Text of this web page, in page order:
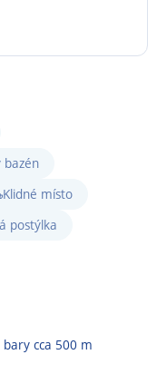
bazén
Klidné místo
postýlka
cca 500 m